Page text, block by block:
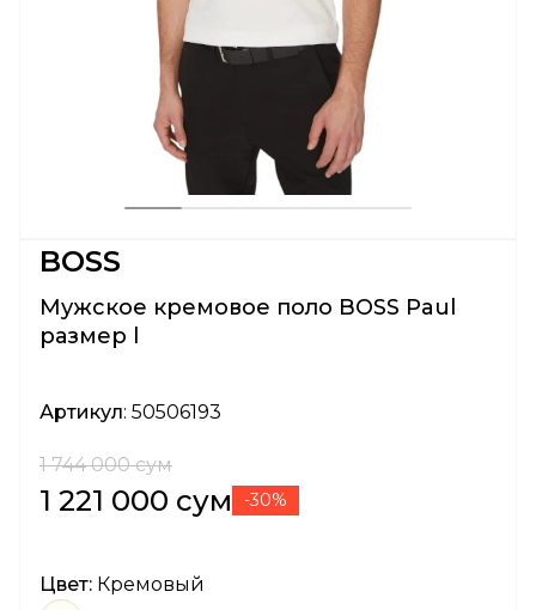
BOSS
Мужское кремовое поло BOSS Paul
размер l
Артикул: 50506193
1 744 000 сум
1 221 000 сум -30%
Цвет: Кремовый